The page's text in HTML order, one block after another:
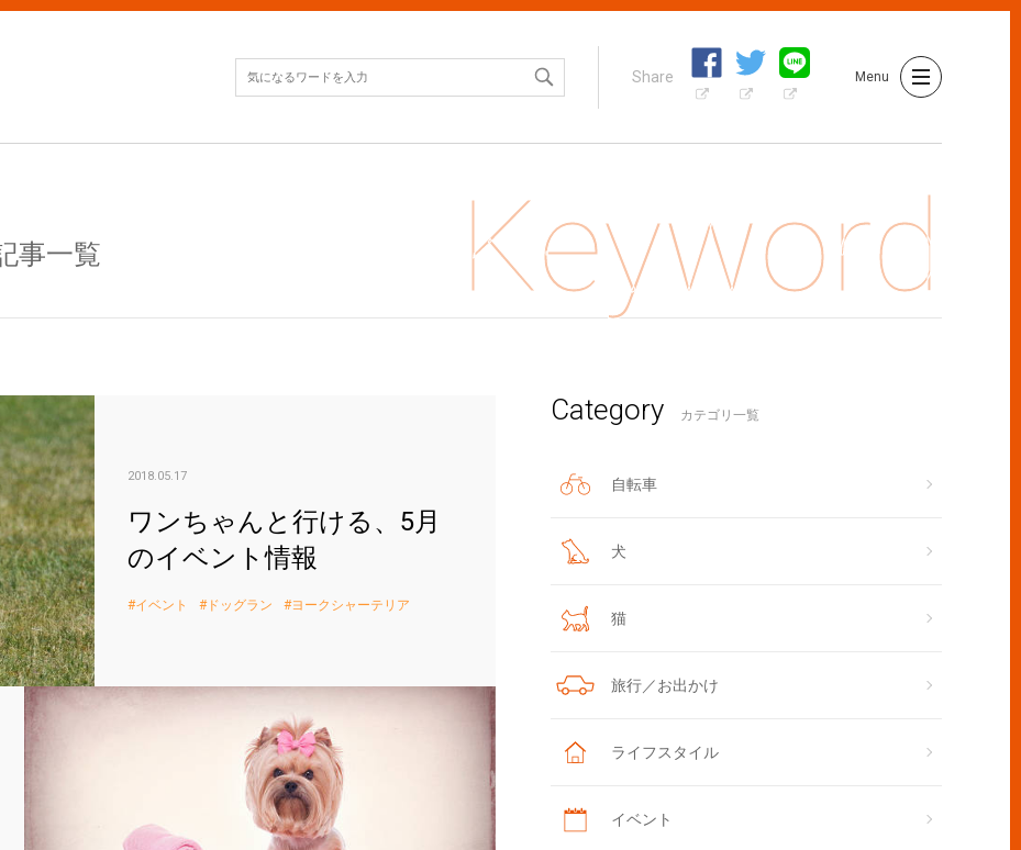
Share Menu
事一覧
ワンちゃんと行ける、5月のイベント情報
2018.05.17
ワンちゃんと行ける、5月
のイベント情報
イベント ドッグラン ヨークシャーテリア
ヨークシャーテリアのトイレのしつけは子犬の時期に！
Category カテゴリ一覧
自転車
犬
猫
旅行／お出かけ
ライフスタイル
イベント